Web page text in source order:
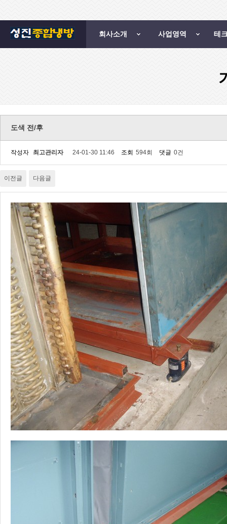
회사소개 사업영역 테
도색 전/후
작성자 최고관리자 24-01-30 11:46 조회 594회 댓글 0건
이전글 다음글